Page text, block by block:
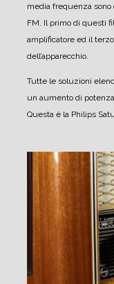
media frequenza
FM. Il primo di questi
amplificatore ed il
dell’apparecchio.
Tutte le soluzioni
un aumento di
Questa è la Philips